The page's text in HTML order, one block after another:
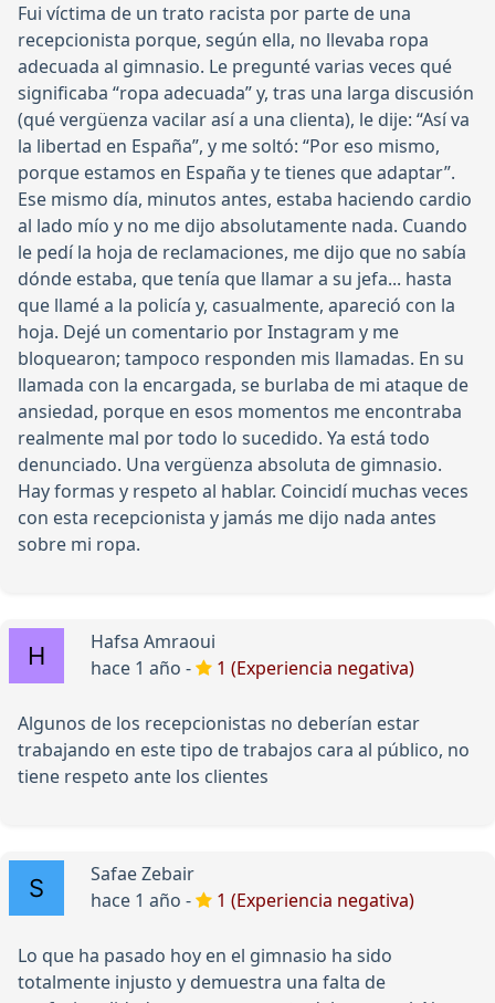
Fui víctima de un trato racista por parte de una
recepcionista porque, según ella, no llevaba ropa
adecuada al gimnasio. Le pregunté varias veces qué
significaba “ropa adecuada” y, tras una larga discusión
(qué vergüenza vacilar así a una clienta), le dije: “Así va
la libertad en España”, y me soltó: “Por eso mismo,
porque estamos en España y te tienes que adaptar”.
Ese mismo día, minutos antes, estaba haciendo cardio
al lado mío y no me dijo absolutamente nada. Cuando
le pedí la hoja de reclamaciones, me dijo que no sabía
dónde estaba, que tenía que llamar a su jefa... hasta
que llamé a la policía y, casualmente, apareció con la
hoja. Dejé un comentario por Instagram y me
bloquearon; tampoco responden mis llamadas. En su
llamada con la encargada, se burlaba de mi ataque de
ansiedad, porque en esos momentos me encontraba
realmente mal por todo lo sucedido. Ya está todo
denunciado. Una vergüenza absoluta de gimnasio.
Hay formas y respeto al hablar. Coincidí muchas veces
con esta recepcionista y jamás me dijo nada antes
sobre mi ropa.
Hafsa Amraoui
hace 1 año -
1 (Experiencia negativa)
Algunos de los recepcionistas no deberían estar
trabajando en este tipo de trabajos cara al público, no
tiene respeto ante los clientes
Safae Zebair
hace 1 año -
1 (Experiencia negativa)
Lo que ha pasado hoy en el gimnasio ha sido
totalmente injusto y demuestra una falta de